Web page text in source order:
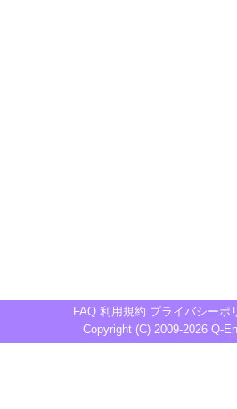
FAQ 利用規約 プライバシーポ
Copyright (C) 2009-2026 Q-